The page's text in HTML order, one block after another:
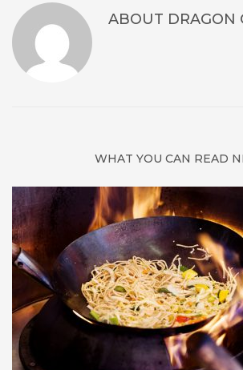
ABOUT DRAGON
WHAT YOU CAN READ